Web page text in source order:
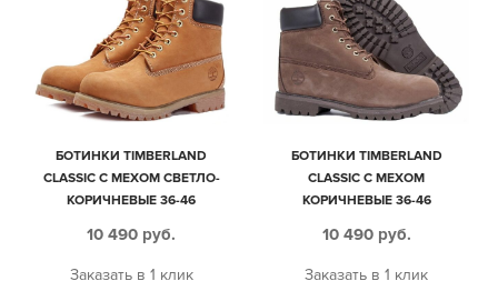
БОТИНКИ TIMBERLAND
CLASSIC С МЕХОМ СВЕТЛО-
КОРИЧНЕВЫЕ 36-46
10 490 руб.
Заказать в 1 клик
БОТИНКИ TIMBERLAND
CLASSIC С МЕХОМ
КОРИЧНЕВЫЕ 36-46
10 490 руб.
Заказать в 1 клик